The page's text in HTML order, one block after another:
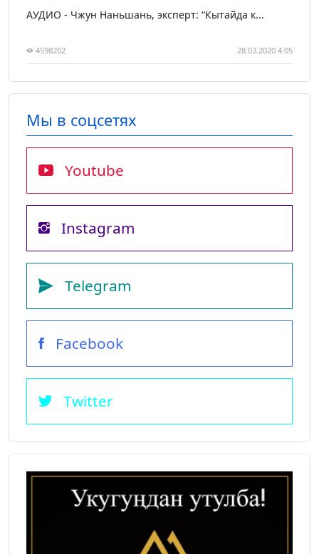
АУДИО - Чжун Наньшань, эксперт: “Кытайда к...
4598202 28.03.2020 4:05
Мы в соцсетях
Youtube
Instagram
Telegram
Facebook
Twitter